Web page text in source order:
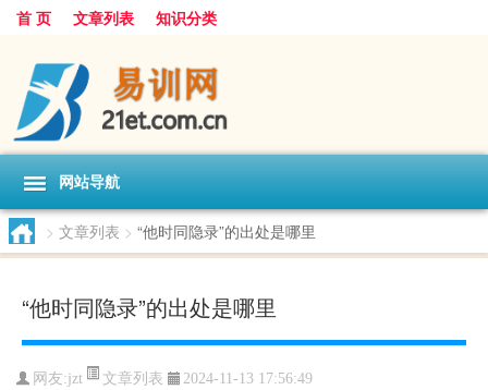
首 页 文章列表 知识分类
网站导航
> 文章列表 > “他时同隐录”的出处是哪里
“他时同隐录”的出处是哪里
网友:jzt 文章列表 2024-11-13 17:56:49